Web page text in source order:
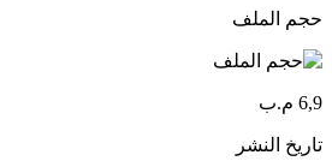
حجم الملف
6,9 م.ب
تاريخ النشر